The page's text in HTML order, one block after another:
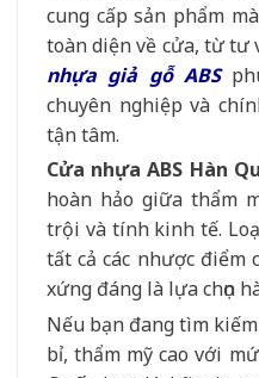
cung cấp sản phẩm
toàn diện về cửa, từ tư
nhựa giả gỗ ABS
chuyên nghiệp và
tận tâm.
Cửa nhựa ABS Hàn
hoàn hảo giữa thẩm
trội và tính kinh tế.
tất cả các nhược điểm
xứng đáng là lựa chọn
Nếu bạn đang tìm
bỉ, thẩm mỹ cao với